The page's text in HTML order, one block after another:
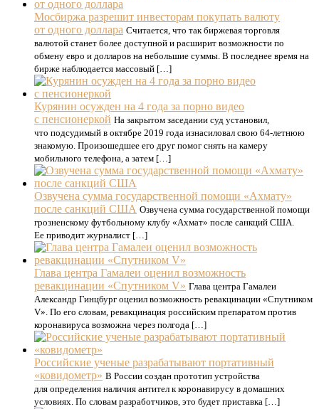
Мосбиржа разрешит инвесторам покупать валюту
от одного доллара Считается, что так биржевая торговля
валютой станет более доступной и расширит возможности по
обмену евро и долларов на небольшие суммы. В последнее время на
бирже наблюдается массовый […]
Курянин осужден на 4 года за порно видео
с пенсионеркой На закрытом заседании суд установил,
что подсудимый в октябре 2019 года изнасиловал свою 64-летнюю
знакомую. Произошедшее его друг помог снять на камеру
мобильного телефона, а затем […]
Озвучена сумма государственной помощи «Ахмату»
после санкций США Озвучена сумма государственной помощи
грозненскому футбольному клубу «Ахмат» после санкций США.
Ее приводит журналист […]
Глава центра Гамалеи оценил возможность
ревакцинации «Спутником V» Глава центра Гамалеи
Александр Гинцбург оценил возможность ревакцинации «Спутником
V». По его словам, ревакцинация российским препаратом против
коронавируса возможна через полгода […]
Российские ученые разрабатывают портативный
«ковидометр» В России создан прототип устройства
для определения наличия антител к коронавирусу в домашних
условиях. По словам разработчиков, это будет приставка […]